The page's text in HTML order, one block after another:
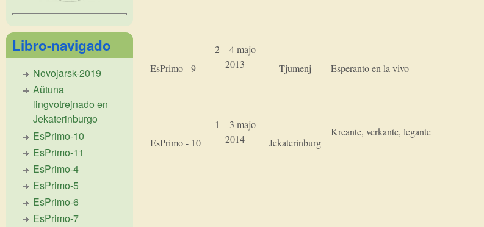
EsPrimo - 9
2 – 4 majo
2013
Tjumenj Esperanto en la vivo
EsPrimo - 10
1 – 3 majo
2014
Jekaterinburg
Kreante, verkante, legante
Libro-navigado
Novojarsk-2019
Aŭtuna
lingvotrejnado en
Jekaterinburgo
EsPrimo-10
EsPrimo-11
EsPrimo-4
EsPrimo-5
EsPrimo-6
EsPrimo-7